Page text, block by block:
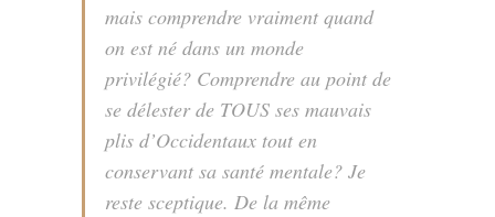
mais comprendre vraiment quand
on est né dans un monde
privilégié? Comprendre au point de
se délester de TOUS ses mauvais
plis d’Occidentaux tout en
conservant sa santé mentale? Je
reste sceptique. De la même